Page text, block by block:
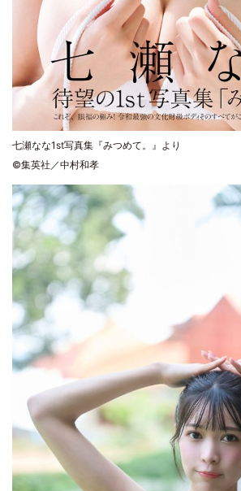
七瀬なな1st写真集『みつめて。』より
©集英社／中村和孝